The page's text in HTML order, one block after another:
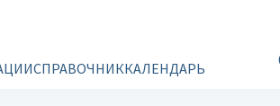
СПРАВОЧНИККАЛЕНДАРЬ